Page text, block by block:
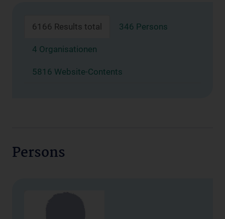
6166 Results total 346 Persons
4 Organisationen
5816 Website-Contents
Persons